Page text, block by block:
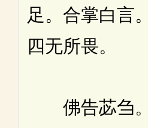
足。合掌白言
四无所畏。
佛告苾刍。